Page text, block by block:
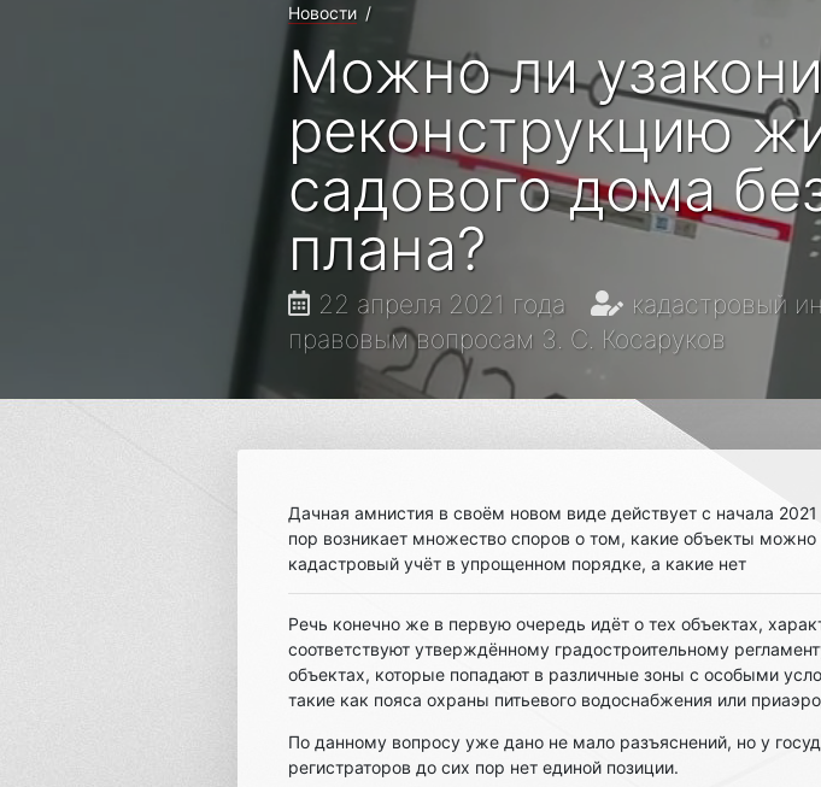
Новости /
Можно ли
реконструкцию
садового дома
плана?
22 апреля 2021 года
кадастровый
правовым вопросам З. С. Косаруков
Дачная амнистия в своём новом виде действует с начала
пор возникает множество споров о том, какие объекты можно
кадастровый учёт в упрощенном порядке, а какие нет
Речь конечно же в первую очередь идёт о тех объектах,
соответствуют утверждённому градостроительному
объектах, которые попадают в различные зоны с особыми
такие как пояса охраны питьевого водоснабжения или
По данному вопросу уже дано не мало разъяснений, но у
регистраторов до сих пор нет единой позиции.